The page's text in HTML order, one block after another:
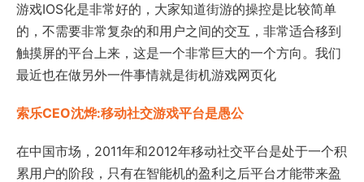
游戏IOS化是非常好的，大家知道街游的操控是比较简单
的，不需要非常复杂的和用户之间的交互，非常适合移到
触摸屏的平台上来，这是一个非常巨大的一个方向。我们
最近也在做另外一件事情就是街机游戏网页化
索乐CEO沈烨:移动社交游戏平台是愚公
在中国市场，2011年和2012年移动社交平台是处于一个积
累用户的阶段，只有在智能机的盈利之后平台才能带来盈